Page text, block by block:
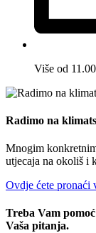
Više od
Radimo na
Mnogim
utjecaja na okoliš i
Ovdje ćete pronaći
Treba Vam
Vaša pitanja.